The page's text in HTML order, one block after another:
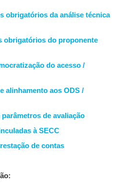
obrigatórios da análise técnica
obrigatórios do proponente
do acesso /
alinhamento aos ODS /
de avaliação
à SECC
de contas